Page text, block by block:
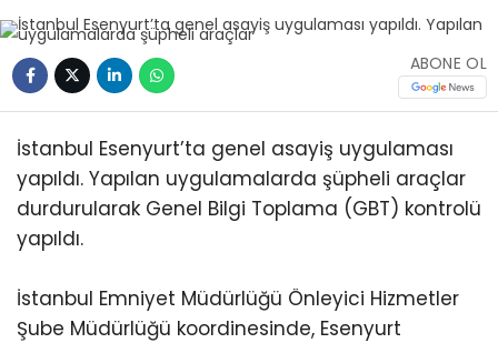
ABONE OL
İstanbul Esenyurt’ta genel asayiş uygulaması
yapıldı. Yapılan uygulamalarda şüpheli araçlar
durdurularak Genel Bilgi Toplama (GBT) kontrolü
yapıldı.
İstanbul Emniyet Müdürlüğü Önleyici Hizmetler
Şube Müdürlüğü koordinesinde, Esenyurt